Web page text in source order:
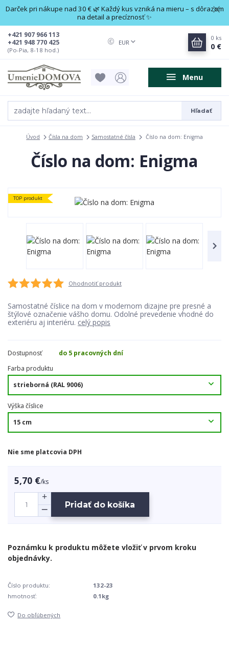
Darček pri nákupe nad 30 € 🌿 Každý kus vzniká na mieru – s dôrazom
na detail a precíznosť ✨
Menu
EUR
Hľadať
+421 948 770 425
+421 907 966 113
(Po-Pia, 8-18 hod.)
0 ks
0 €
Úvod Čísla na dom Samostatné čísla Číslo na dom: Enigma
Číslo na dom: Enigma
TOP produkt
Ohodnotiť produkt
Samostatné číslice na dom v modernom dizajne pre presné a
štýlové označenie vášho domu. Odolné prevedenie vhodné do
exteriéru aj interiéru. celý popis
Dostupnosť
do 5 pracovných dní
Farba produktu
Výška číslice
Nie sme platcovia DPH
5,70 €/ks
Pridať do košíka
Číslo produktu:
132-23
hmotnosť:
0.1kg
Do obľúbených